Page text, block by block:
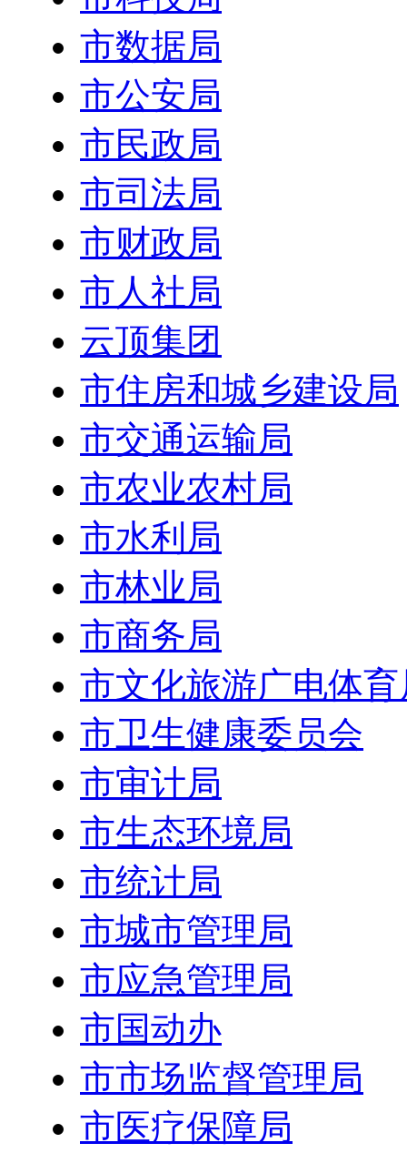
市数据局
市公安局
市民政局
市司法局
市财政局
市人社局
云顶集团
市住房和城乡建设局
市交通运输局
市农业农村局
市水利局
市林业局
市商务局
市文化旅游广电体育
市卫生健康委员会
市审计局
市生态环境局
市统计局
市城市管理局
市应急管理局
市国动办
市市场监督管理局
市医疗保障局